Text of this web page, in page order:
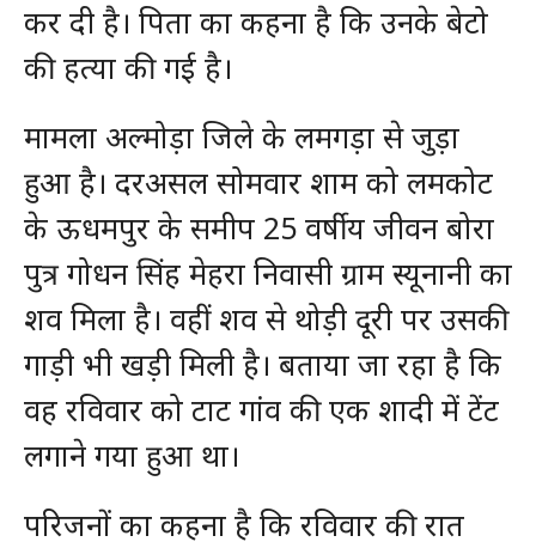
कर दी है। पिता का कहना है कि उनके बेटो
की हत्या की गई है।
मामला अल्मोड़ा जिले के लमगड़ा से जुड़ा
हुआ है। दरअसल सोमवार शाम को लमकोट
के ऊधमपुर के समीप 25 वर्षीय जीवन बोरा
पुत्र गोधन सिंह मेहरा निवासी ग्राम स्यूनानी का
शव मिला है। वहीं शव से थोड़ी दूरी पर उसकी
गाड़ी भी खड़ी मिली है। बताया जा रहा है कि
वह रविवार को टाट गांव की एक शादी में टेंट
लगाने गया हुआ था।
परिजनों का कहना है कि रविवार की रात